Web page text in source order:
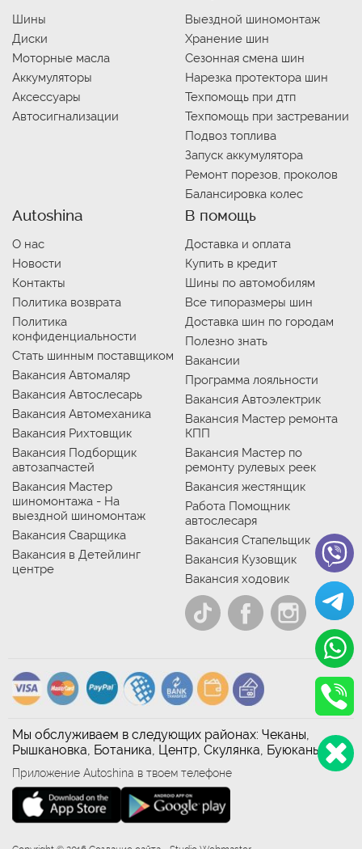
Шины
Диски
Моторные масла
Аккумуляторы
Аксессуары
Автосигнализации
Выездной шиномонтаж
Хранение шин
Сезонная смена шин
Нарезка протектора шин
Техпомощь при дтп
Техпомощь при застревании
Подвоз топлива
Запуск аккумулятора
Ремонт порезов, проколов
Балансировка колес
Autoshina
О нас
Новости
Контакты
Политика возврата
Политика
конфиденциальности
Стать шинным поставщиком
Вакансия Автомаляр
Вакансия Автослесарь
Вакансия Автомеханика
Вакансия Рихтовщик
Вакансия Подборщик
автозапчастей
Вакансия Мастер
шиномонтажа - На
выездной шиномонтаж
Вакансия Сварщика
Вакансия в Детейлинг
центре
В помощь
Доставка и оплата
Купить в кредит
Шины по автомобилям
Все типоразмеры шин
Доставка шин по городам
Полезно знать
Вакансии
Программа лояльности
Вакансия Автоэлектрик
Вакансия Мастер ремонта
КПП
Вакансия Мастер по
ремонту рулевых реек
Вакансия жестянщик
Работа Помощник
автослесаря
Вакансия Стапельщик
Вакансия Кузовщик
Вакансия ходовик
Мы обслуживаем в следующих районах: Чеканы,
Рышкановка, Ботаника, Центр, Скулянка, Буюканы
Приложение Autoshina в твоем телефоне